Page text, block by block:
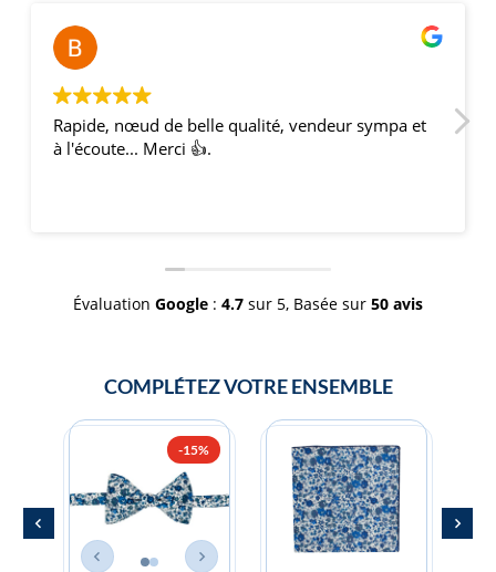
Rapide, nœud de belle qualité, vendeur sympa et
à l'écoute... Merci 👍.
Évaluation Google : 4.7 sur 5, Basée sur 50 avis
COMPLÉTEZ VOTRE ENSEMBLE
-15%